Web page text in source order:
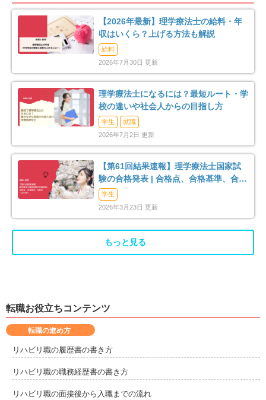
浦安市 46 四街道市 35
袖ケ浦市 11
印西市 23 白井市 16
富里市 12 南房総市
香取市
山武市 15 いすみ市 14
印旛郡酒々井町 4
香取郡東庄町 5 大網白里市 15
山武郡九十九里町 山武郡横芝光町
長生郡長生村 3 長生郡白子町 2
長生郡長柄町 2
夷隅郡大多喜町 3
【2026年最新】理学療法士の給料・年
収はいくら？上げる方法も解説
給料
2026年7月30日 更新
理学療法士になるには？最短ルート・学
校の違いや社会人からの目指し方
学生
就職
2026年7月2日 更新
【第61回結果速報】理学療法士国家試
験の合格発表 | 合格点、合格基準、合格
率（2026年）
学生
2026年3月23日 更新
もっと見る
転職お役立ちコンテンツ
転職の進め方
リハビリ職の履歴書の書き方
リハビリ職の職務経歴書の書き方
リハビリ職の面接後から入職までの流れ